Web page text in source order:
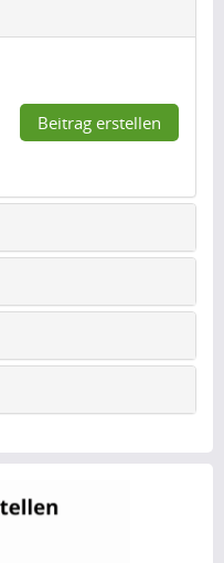
Beitrag erstellen